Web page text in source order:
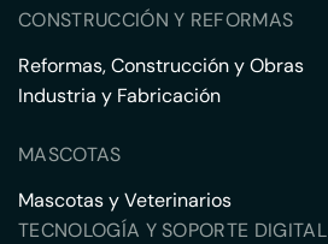
CONSTRUCCIÓN Y REFORMAS
Reformas, Construcción y Obras
Industria y Fabricación
MASCOTAS
Mascotas y Veterinarios
TECNOLOGÍA Y SOPORTE DIGITAL